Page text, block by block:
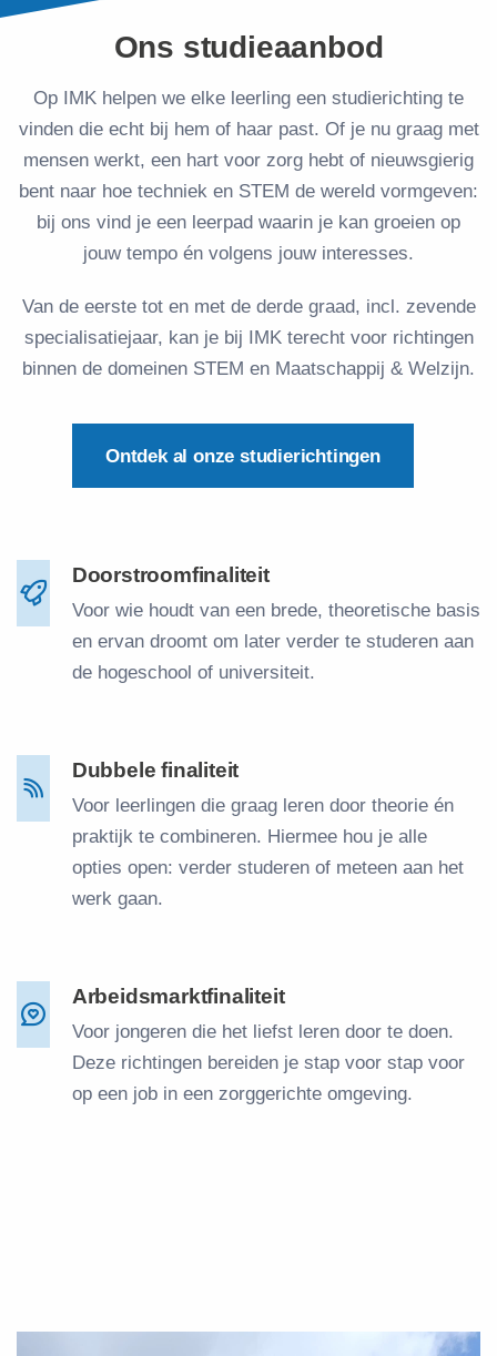
Ons studieaanbod
Op IMK helpen we elke leerling een studierichting te
vinden die echt bij hem of haar past. Of je nu graag met
mensen werkt, een hart voor zorg hebt of nieuwsgierig
bent naar hoe techniek en STEM de wereld vormgeven:
bij ons vind je een leerpad waarin je kan groeien op
jouw tempo én volgens jouw interesses.
Van de eerste tot en met de derde graad, incl. zevende
specialisatiejaar, kan je bij IMK terecht voor richtingen
binnen de domeinen STEM en Maatschappij & Welzijn.
Ontdek al onze studierichtingen
Doorstroomfinaliteit
Voor wie houdt van een brede, theoretische basis
en ervan droomt om later verder te studeren aan
de hogeschool of universiteit.
Dubbele finaliteit
Voor leerlingen die graag leren door theorie én
praktijk te combineren. Hiermee hou je alle
opties open: verder studeren of meteen aan het
werk gaan.
Arbeidsmarktfinaliteit
Voor jongeren die het liefst leren door te doen.
Deze richtingen bereiden je stap voor stap voor
op een job in een zorggerichte omgeving.